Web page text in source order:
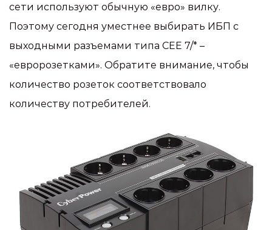
сети используют обычную «евро» вилку.
Поэтому сегодня уместнее выбирать ИБП с
выходными разъемами типа CEE 7/* –
«евророзетками». Обратите внимание, чтобы
количество розеток соответствовало
количеству потребителей.